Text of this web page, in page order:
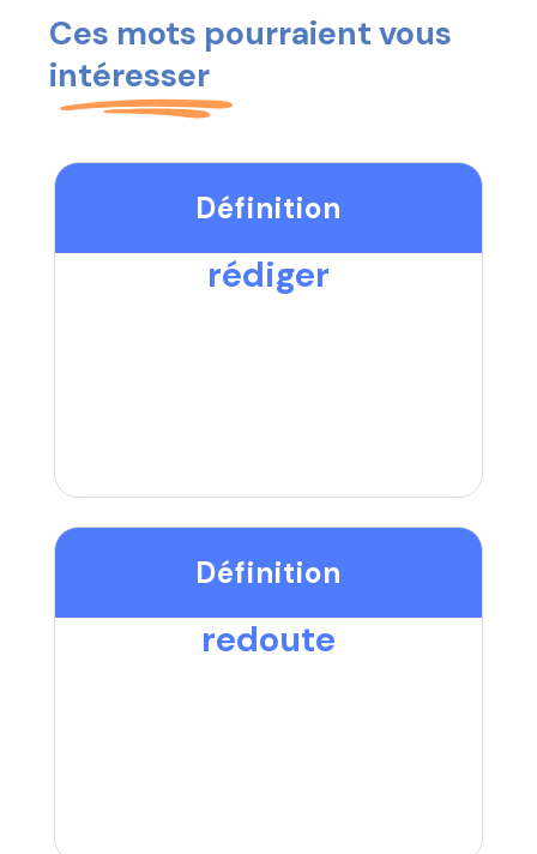
Ces mots pourraient vous
intéresser
Définition
rédiger
Définition
redoute